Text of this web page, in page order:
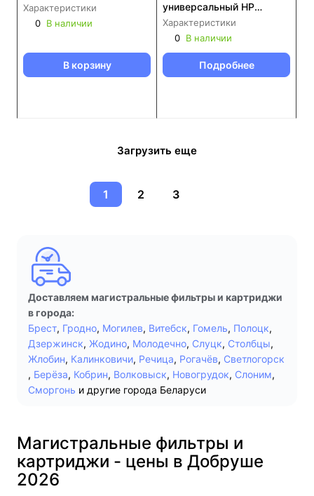
Характеристики
0 В наличии
В корзину
универсальный НР
корпус- латунь (RFW-
0080)
Характеристики
0 В наличии
Подробнее
Загрузить еще
1 2 3
Доставляем магистральные фильтры и картриджи
в города:
Брест, Гродно, Могилев, Витебск, Гомель, Полоцк,
Дзержинск, Жодино, Молодечно, Слуцк, Столбцы,
Жлобин, Калинковичи, Речица, Рогачёв, Светлогорск
, Берёза, Кобрин, Волковыск, Новогрудок, Слоним,
Сморгонь и другие города Беларуси
Магистральные фильтры и
картриджи - цены в Добруше
2026